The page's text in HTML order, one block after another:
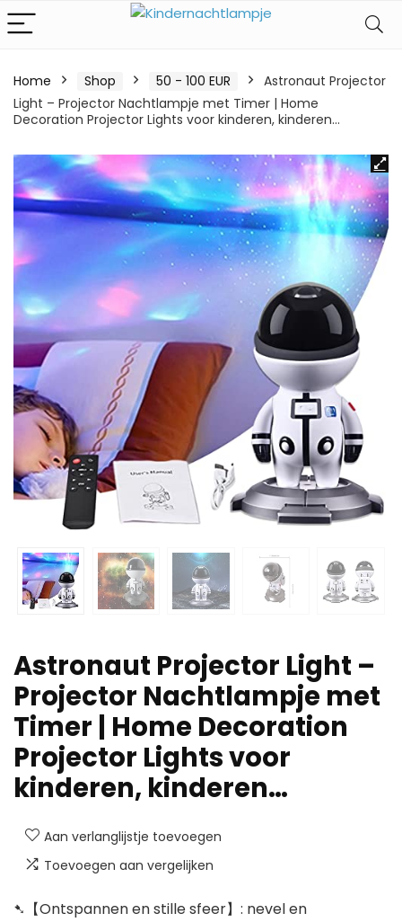
Home Shop 50 - 100 EUR
Astronaut Projector
Light – Projector Nachtlampje met Timer | Home
Decoration Projector Lights voor kinderen, kinderen…
Astronaut Projector Light –
Projector Nachtlampje met
Timer | Home Decoration
Projector Lights voor
kinderen, kinderen…
Aan verlanglijstje toevoegen
Toevoegen aan vergelijken
➷【Ontspannen en stille sfeer】: nevel en